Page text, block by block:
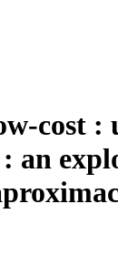
cost
an